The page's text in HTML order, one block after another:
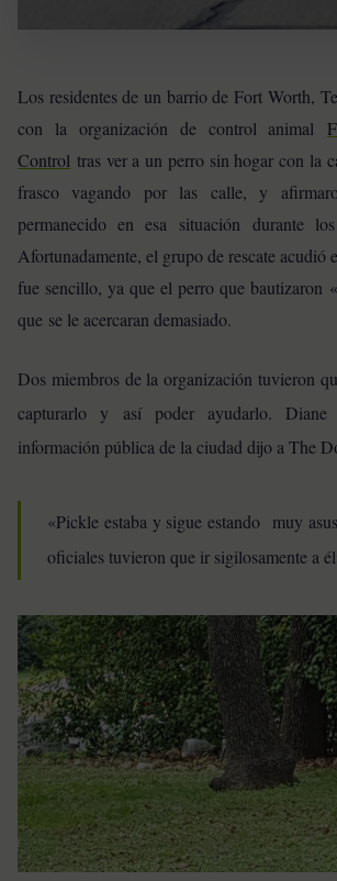
Los residentes de un barrio de Fort Worth,
con la organización de control animal
Control tras ver a un perro sin hogar con la
frasco vagando por las calle, y
permanecido en esa situación durante
Afortunadamente, el grupo de rescate acudió
fue sencillo, ya que el perro que bautizaron
que se le acercaran demasiado.
Dos miembros de la organización tuvieron
capturarlo y así poder ayudarlo.
información pública de la ciudad dijo a The
«Pickle estaba y sigue estando muy
oficiales tuvieron que ir sigilosamente a